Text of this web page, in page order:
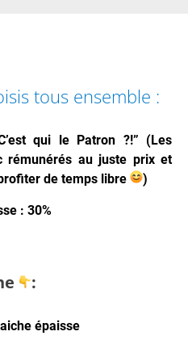
tous ensemble :
qui le Patron ?!” (Les
rémunérés au juste prix et
de temps libre
)
: 30%
:
épaisse